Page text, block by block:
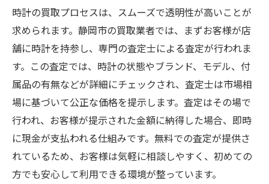
時計の買取プロセスは、スムーズで透明性が高いことが
求められます。静岡市の買取業者では、まずお客様が店
舗に時計を持参し、専門の査定士による査定が行われま
す。この査定では、時計の状態やブランド、モデル、付
属品の有無などが詳細にチェックされ、査定士は市場相
場に基づいて公正な価格を提示します。査定はその場で
行われ、お客様が提示された金額に納得した場合、即時
に現金が支払われる仕組みです。無料での査定が提供さ
れているため、お客様は気軽に相談しやすく、初めての
方でも安心して利用できる環境が整っています。